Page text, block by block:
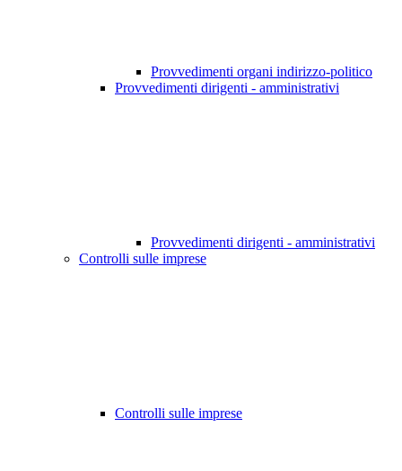
Provvedimenti organi indirizzo-politico
Provvedimenti dirigenti - amministrativi
Provvedimenti dirigenti - amministrativi
Controlli sulle imprese
Controlli sulle imprese